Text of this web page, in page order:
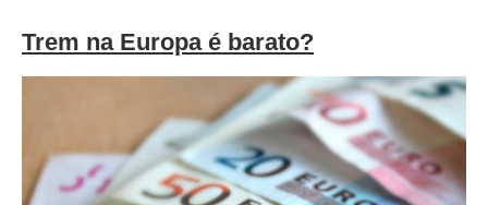
Trem na Europa é barato?